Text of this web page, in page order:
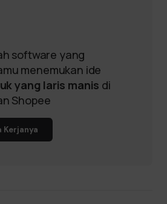
software yang
menemukan ide
yang laris manis di
Shopee
Kerjanya